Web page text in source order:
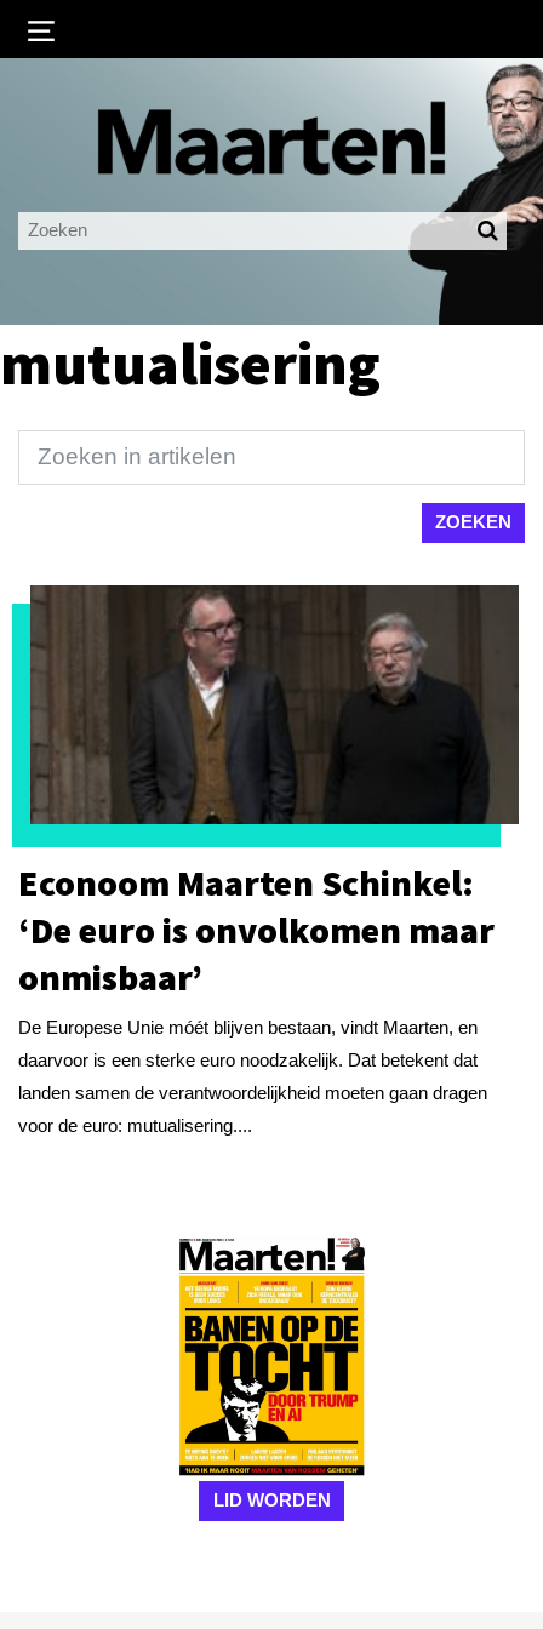
Ingelogd blijven
LOGIN
mutualisering
Econoom Maarten Schinkel:
‘De euro is onvolkomen maar
onmisbaar’
De Europese Unie móét blijven bestaan, vindt Maarten, en
daarvoor is een sterke euro noodzakelijk. Dat betekent dat
landen samen de verantwoordelijkheid moeten gaan dragen
voor de euro: mutualisering....
LID WORDEN